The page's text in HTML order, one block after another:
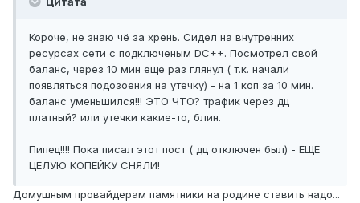
Короче, не знаю чё за хрень. Сидел на внутренних
ресурсах сети с подключеным DC++. Посмотрел свой
баланс, через 10 мин еще раз глянул ( т.к. начали
появляться подозоения на утечку) - на 1 коп за 10 мин.
баланс уменьшился!!! ЭТО ЧТО? трафик через дц
платный? или утечки какие-то, блин.
Пипец!!!! Пока писал этот пост ( дц отключен был) - ЕЩЕ
ЦЕЛУЮ КОПЕЙКУ СНЯЛИ!
Домушным провайдерам памятники на родине ставить надо...